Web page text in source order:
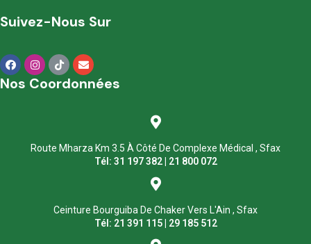
Suivez-Nous Sur
Nos Coordonnées
Route Mharza Km 3.5 À Côté De Complexe Médical , Sfax
Tél: 31 197 382 | 21 800 072
Ceinture Bourguiba De Chaker Vers L'Ain , Sfax
Tél: 21 391 115 | 29 185 512